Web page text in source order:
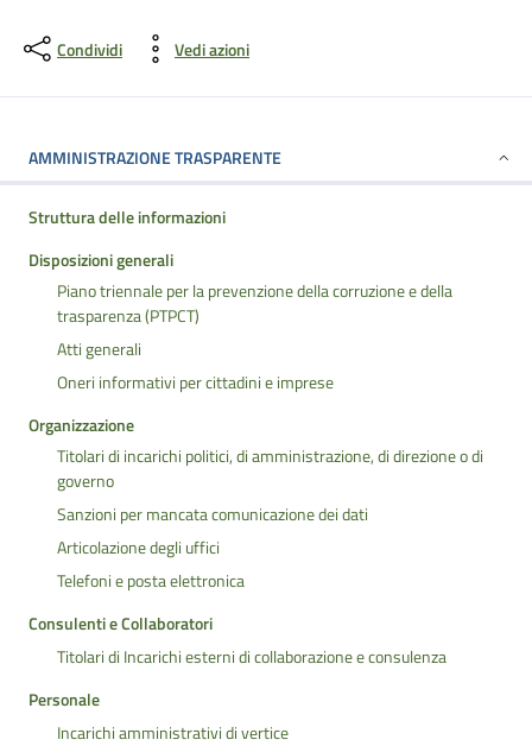
Condividi Vedi azioni
AMMINISTRAZIONE TRASPARENTE
Struttura delle informazioni
Disposizioni generali
Piano triennale per la prevenzione della corruzione e della
trasparenza (PTPCT)
Atti generali
Oneri informativi per cittadini e imprese
Organizzazione
Titolari di incarichi politici, di amministrazione, di direzione o di
governo
Sanzioni per mancata comunicazione dei dati
Articolazione degli uffici
Telefoni e posta elettronica
Consulenti e Collaboratori
Titolari di Incarichi esterni di collaborazione e consulenza
Personale
Incarichi amministrativi di vertice